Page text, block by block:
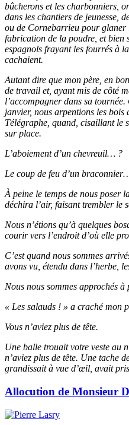
bûcherons et les charbonniers,
dans les chantiers de jeunesse,
ou de Cornebarrieu pour
fabrication de la poudre, et bien
espagnols frayant les fourrés à
cachaient.
Autant dire que mon père, en
de travail et, ayant mis de côté
l’accompagner dans sa
janvier, nous arpentions les
Télégraphe, quand, cisaillant le
sur place.
L’aboiement d’un chevreuil… ?
Le coup de feu d’un
À peine le temps de nous poser
déchira l’air, faisant trembler le
Nous n’étions qu’à quelques
courir vers l’endroit d’où elle
C’est quand nous sommes
avons vu, étendu dans l’herbe,
Nous nous sommes approchés à
« Les salauds ! » a craché mon
Vous n’aviez plus de tête.
Une balle trouait votre veste au
n’aviez plus de tête. Une tache
grandissait à vue d’œil, avait
Allocution de Monsieur